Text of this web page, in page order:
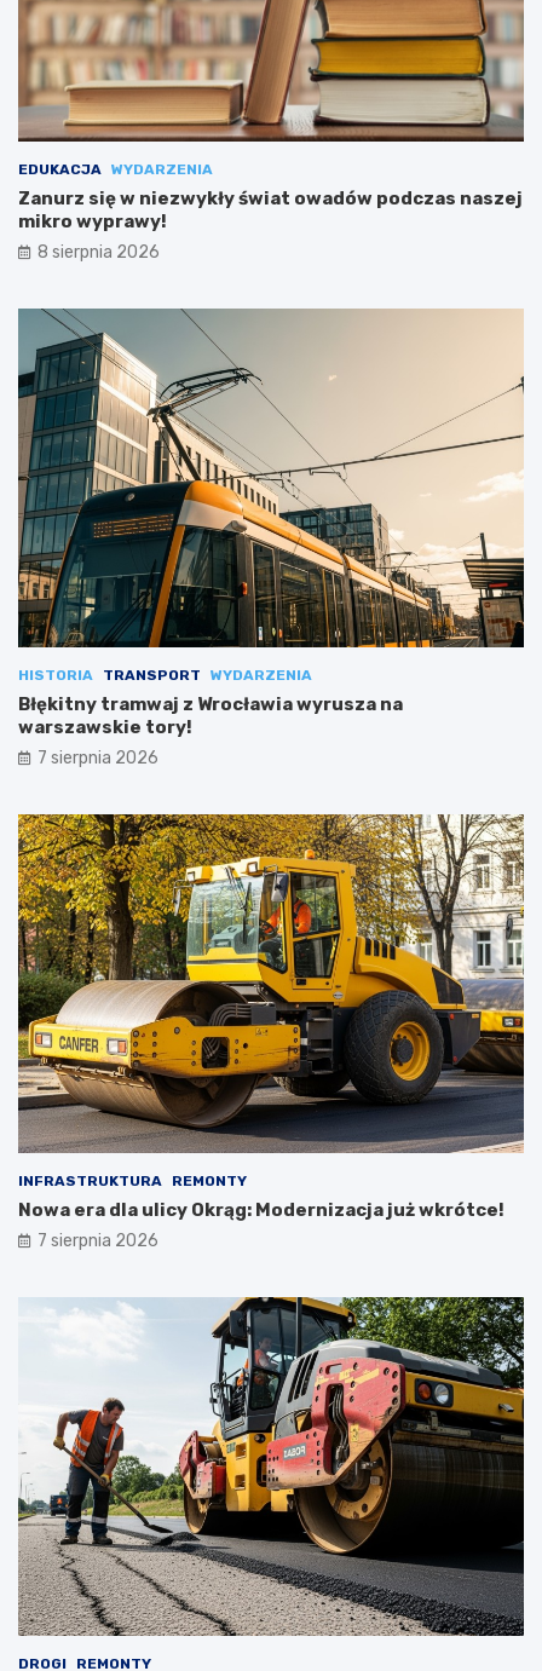
EDUKACJA WYDARZENIA
Zanurz się w niezwykły świat owadów podczas naszej
mikro wyprawy!
8 sierpnia 2026
HISTORIA TRANSPORT WYDARZENIA
Błękitny tramwaj z Wrocławia wyrusza na
warszawskie tory!
7 sierpnia 2026
INFRASTRUKTURA REMONTY
Nowa era dla ulicy Okrąg: Modernizacja już wkrótce!
7 sierpnia 2026
DROGI REMONTY